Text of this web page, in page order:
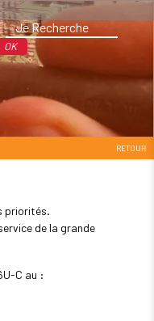
OK
RETOUR
priorités.
de la grande
C au :